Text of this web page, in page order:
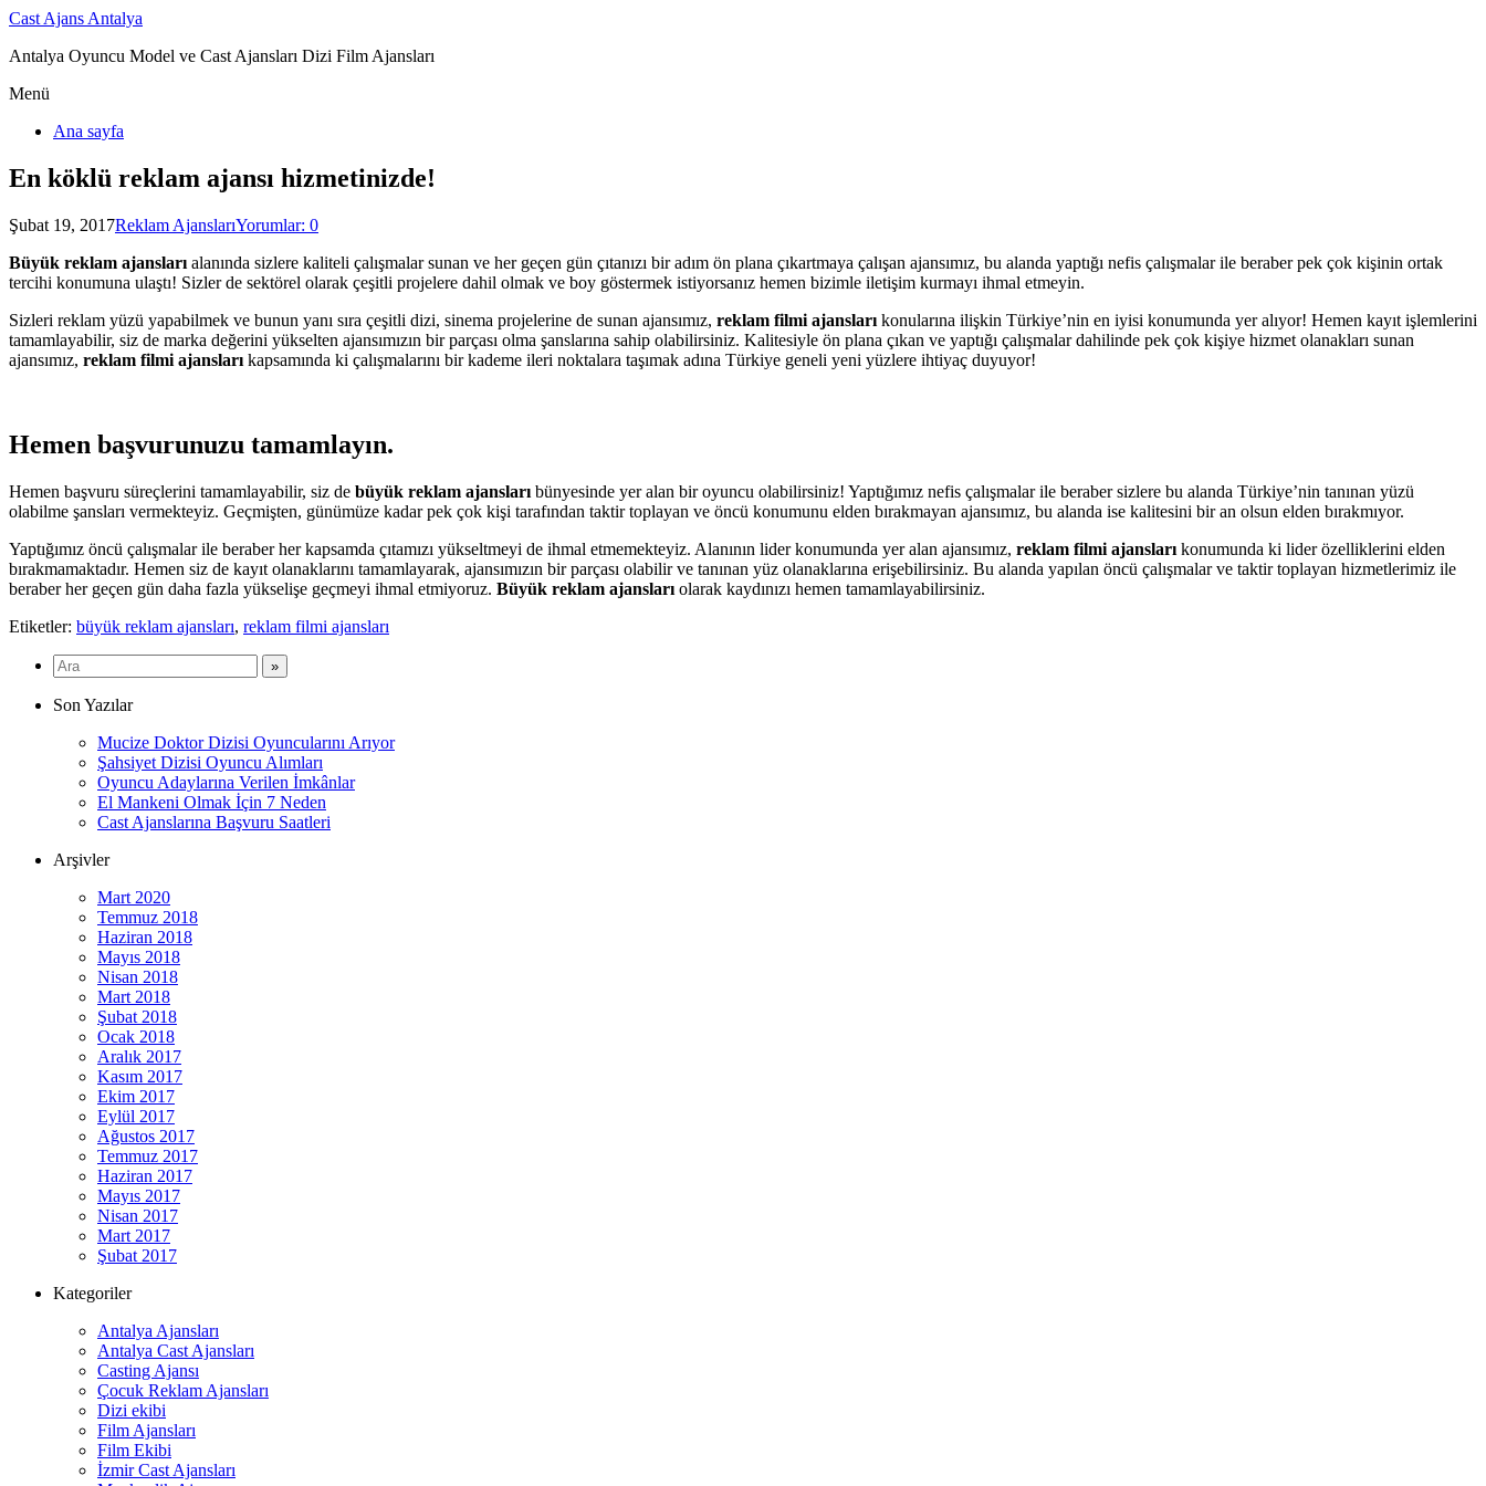
Cast Ajans Antalya
Antalya Oyuncu Model ve Cast Ajansları Dizi Film Ajansları
Menü
Ana sayfa
En köklü reklam ajansı hizmetinizde!
Şubat 19, 2017Reklam AjanslarıYorumlar: 0
Büyük reklam ajansları alanında sizlere kaliteli çalışmalar sunan ve her geçen gün çıtanızı bir adım ön plana çıkartmaya çalışan ajansımız, bu alanda yaptığı nefis çalışmalar ile beraber pek çok kişinin ortak
tercihi konumuna ulaştı! Sizler de sektörel olarak çeşitli projelere dahil olmak ve boy göstermek istiyorsanız hemen bizimle iletişim kurmayı ihmal etmeyin.
Sizleri reklam yüzü yapabilmek ve bunun yanı sıra çeşitli dizi, sinema projelerine de sunan ajansımız, reklam filmi ajansları konularına ilişkin Türkiye’nin en iyisi konumunda yer alıyor! Hemen kayıt işlemlerini
tamamlayabilir, siz de marka değerini yükselten ajansımızın bir parçası olma şanslarına sahip olabilirsiniz. Kalitesiyle ön plana çıkan ve yaptığı çalışmalar dahilinde pek çok kişiye hizmet olanakları sunan
ajansımız, reklam filmi ajansları kapsamında ki çalışmalarını bir kademe ileri noktalara taşımak adına Türkiye geneli yeni yüzlere ihtiyaç duyuyor!
Hemen başvurunuzu tamamlayın.
Hemen başvuru süreçlerini tamamlayabilir, siz de büyük reklam ajansları bünyesinde yer alan bir oyuncu olabilirsiniz! Yaptığımız nefis çalışmalar ile beraber sizlere bu alanda Türkiye’nin tanınan yüzü
olabilme şansları vermekteyiz. Geçmişten, günümüze kadar pek çok kişi tarafından taktir toplayan ve öncü konumunu elden bırakmayan ajansımız, bu alanda ise kalitesini bir an olsun elden bırakmıyor.
Yaptığımız öncü çalışmalar ile beraber her kapsamda çıtamızı yükseltmeyi de ihmal etmemekteyiz. Alanının lider konumunda yer alan ajansımız, reklam filmi ajansları konumunda ki lider özelliklerini elden
bırakmamaktadır. Hemen siz de kayıt olanaklarını tamamlayarak, ajansımızın bir parçası olabilir ve tanınan yüz olanaklarına erişebilirsiniz. Bu alanda yapılan öncü çalışmalar ve taktir toplayan hizmetlerimiz ile
beraber her geçen gün daha fazla yükselişe geçmeyi ihmal etmiyoruz. Büyük reklam ajansları olarak kaydınızı hemen tamamlayabilirsiniz.
Etiketler: büyük reklam ajansları, reklam filmi ajansları
Son Yazılar
Mucize Doktor Dizisi Oyuncularını Arıyor
Şahsiyet Dizisi Oyuncu Alımları
Oyuncu Adaylarına Verilen İmkânlar
El Mankeni Olmak İçin 7 Neden
Cast Ajanslarına Başvuru Saatleri
Arşivler
Mart 2020
Temmuz 2018
Haziran 2018
Mayıs 2018
Nisan 2018
Mart 2018
Şubat 2018
Ocak 2018
Aralık 2017
Kasım 2017
Ekim 2017
Eylül 2017
Ağustos 2017
Temmuz 2017
Haziran 2017
Mayıs 2017
Nisan 2017
Mart 2017
Şubat 2017
Kategoriler
Antalya Ajansları
Antalya Cast Ajansları
Casting Ajansı
Çocuk Reklam Ajansları
Dizi ekibi
Film Ajansları
Film Ekibi
İzmir Cast Ajansları